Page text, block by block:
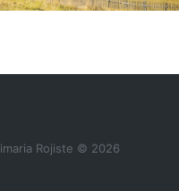
Rojiste © 2026